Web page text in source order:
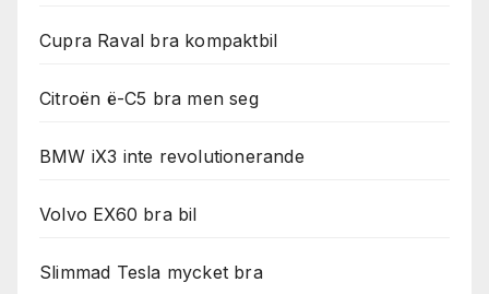
Cupra Raval bra kompaktbil
Citroën ë-C5 bra men seg
BMW iX3 inte revolutionerande
Volvo EX60 bra bil
Slimmad Tesla mycket bra